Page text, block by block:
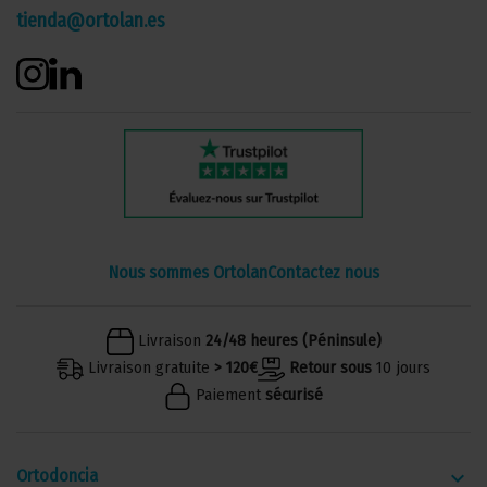
tienda@ortolan.es
Nous sommes OrtolanContactez nous
Livraison 24/48 heures (Péninsule)
Livraison gratuite > 120€ Retour sous 10 jours
Paiement sécurisé
Ortodoncia keyboard_arrow_down